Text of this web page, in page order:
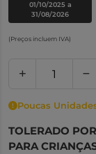
01/10/2025 a
31/08/2026
(Preços incluem IVA)
Poucas
TOLERADO
PARA